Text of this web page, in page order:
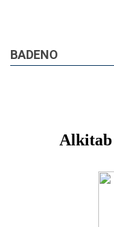
BADENO